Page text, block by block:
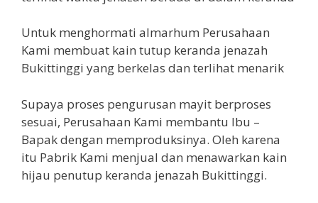
Untuk menghormati almarhum Perusahaan
Kami membuat kain tutup keranda jenazah
Bukittinggi yang berkelas dan terlihat menarik
Supaya proses pengurusan mayit berproses
sesuai, Perusahaan Kami membantu Ibu –
Bapak dengan memproduksinya. Oleh karena
itu Pabrik Kami menjual dan menawarkan kain
hijau penutup keranda jenazah Bukittinggi.